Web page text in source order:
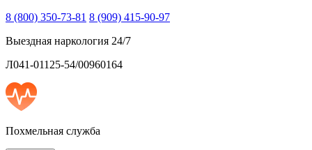
8 (800) 350-73-81 8 (909) 415-90-97
Выездная наркология 24/7
Л041-01125-54/00960164
Похмельная служба